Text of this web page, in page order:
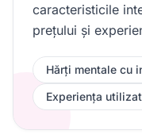
caracteristicile
prețului și
Hărți mentale cu
Experiența